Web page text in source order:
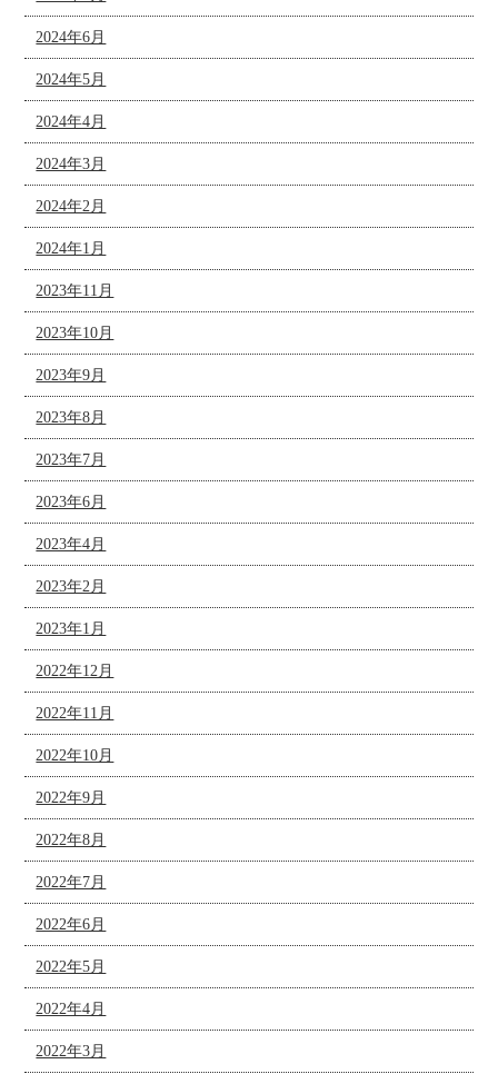
2024年6月
2024年5月
2024年4月
2024年3月
2024年2月
2024年1月
2023年11月
2023年10月
2023年9月
2023年8月
2023年7月
2023年6月
2023年4月
2023年2月
2023年1月
2022年12月
2022年11月
2022年10月
2022年9月
2022年8月
2022年7月
2022年6月
2022年5月
2022年4月
2022年3月